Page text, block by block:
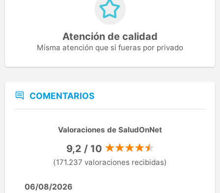
Atención de calidad
Misma atención que si fueras por privado
COMENTARIOS
Valoraciones de SaludOnNet
9,2 / 10
(171.237 valoraciones recibidas)
06/08/2026